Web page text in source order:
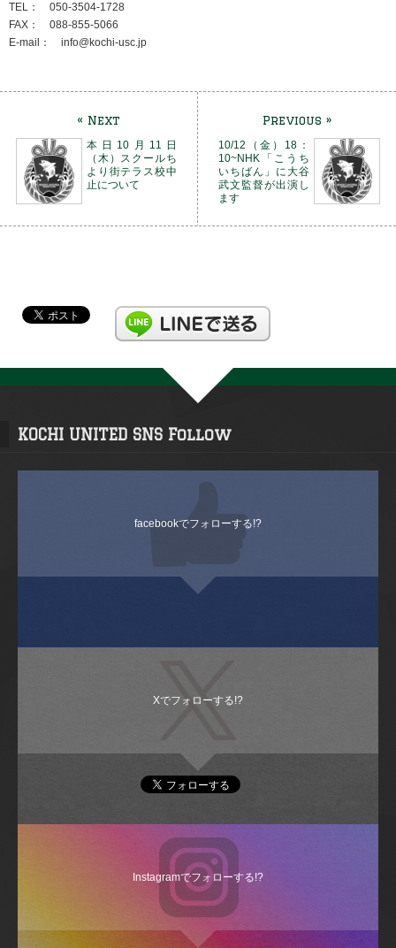
TEL： 050-3504-1728
FAX： 088-855-5066
E-mail： info@kochi-usc.jp
« Next
本日10月11日
（木）スクールち
より街テラス校中
止について
Previous »
10/12（金）18：
10~NHK「こうち
いちばん」に大谷
武文監督が出演し
ます
KOCHI UNITED SNS Follow
facebookでフォローする!?
Xでフォローする!?
Instagramでフォローする!?